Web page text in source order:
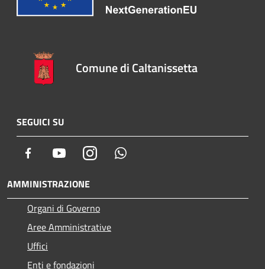
Comune di Caltanissetta
SEGUICI SU
Facebook YoutubeInstagram
AMMINISTRAZIONE
Organi di Governo
Aree Amministrative
Uffici
Enti e fondazioni